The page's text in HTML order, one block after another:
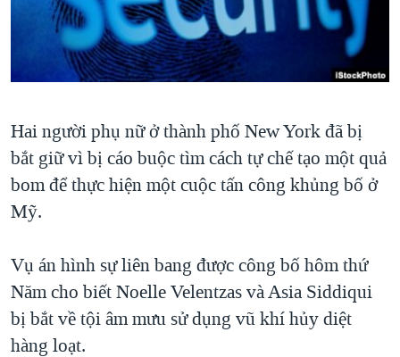
"Tìm"
NGƯỜI VIỆT HẢI NGOẠI
ĐỜI SỐNG
KINH TẾ
VĂN HOÁ
THỂ THAO
TẠI
HÀNH TRÌNH BẦU CỬ 2024
MỘT NĂM CHIẾN TRANH TẠI DẢI GAZA
NGÀY TỊ NẠN THẾ GIỚI
TRỊNH VĨNH BÌNH - NGƯỜI HẠ 'BÊN THẮNG CUỘC'
GROUND ZERO – XƯA VÀ NAY
CÁC GIÁ TRỊ CỘNG HÒA Ở VIỆT NAM
THƯỢNG ĐỈNH TRUMP-KIM TẠI VIỆT NAM
TRỊNH VĨNH BÌNH VS. CHÍNH PHỦ VIỆT NAM
VIDEO
Ngôn ngữ khác
Hai người phụ nữ ở thành phố New York đã bị
bắt giữ vì bị cáo buộc tìm cách tự chế tạo một quả
bom để thực hiện một cuộc tấn công khủng bố ở
Mỹ.
Vụ án hình sự liên bang được công bố hôm thứ
Năm cho biết Noelle Velentzas và Asia Siddiqui
bị bắt về tội âm mưu sử dụng vũ khí hủy diệt
hàng loạt.